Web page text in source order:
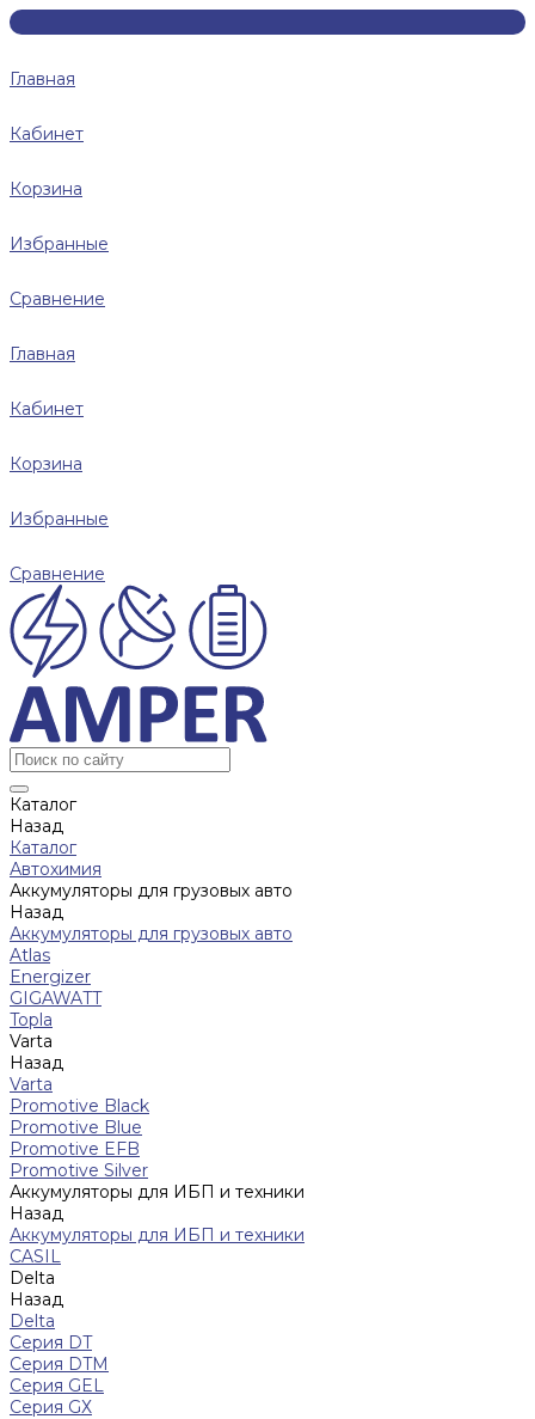
Главная
Кабинет
Корзина
Избранные
Сравнение
Главная
Кабинет
Корзина
Избранные
Сравнение
Каталог
Назад
Каталог
Автохимия
Аккумуляторы для грузовых авто
Назад
Аккумуляторы для грузовых авто
Atlas
Energizer
GIGAWATT
Topla
Varta
Назад
Varta
Promotive Black
Promotive Blue
Promotive EFB
Promotive Silver
Аккумуляторы для ИБП и техники
Назад
Аккумуляторы для ИБП и техники
CASIL
Delta
Назад
Delta
Серия DT
Серия DTM
Серия GEL
Серия GХ